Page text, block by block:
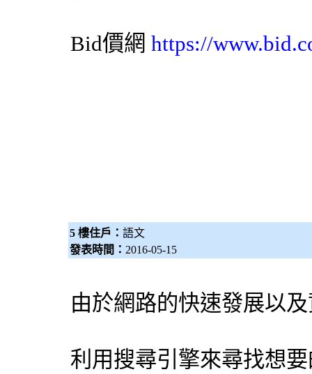
Bid價網 https://
5 樓住戶： 語文
發表時間： 2016-05-15
由於網路的快速發展以
利用搜尋引擎來尋找想